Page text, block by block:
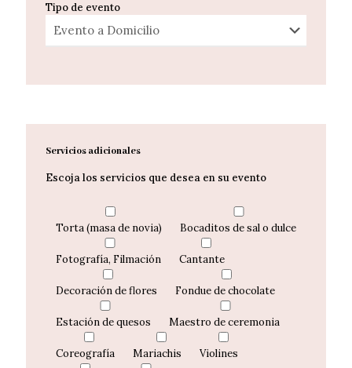
Tipo de evento
Servicios adicionales
Escoja los servicios que desea en su evento
Torta (masa de novia) Bocaditos de sal o dulce
Fotografía, Filmación Cantante
Decoración de flores Fondue de chocolate
Estación de quesos Maestro de ceremonia
Coreografía Mariachis Violines